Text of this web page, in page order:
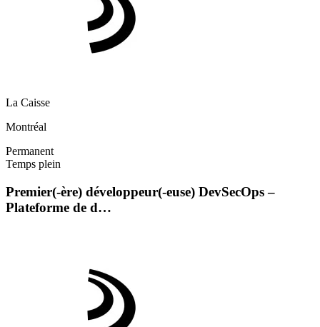
La Caisse
Montréal
Permanent
Temps plein
Premier(-ère) développeur(-euse) DevSecOps –
Plateforme de d…